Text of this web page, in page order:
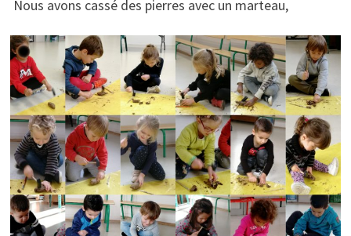
Nous avons cassé des pierres avec un marteau,